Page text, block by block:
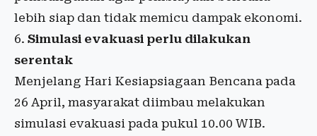
lebih siap dan tidak memicu dampak ekonomi.
Simulasi evakuasi perlu dilakukan
serentak
Menjelang Hari Kesiapsiagaan Bencana pada
26 April, masyarakat diimbau melakukan
simulasi evakuasi pada pukul 10.00 WIB.